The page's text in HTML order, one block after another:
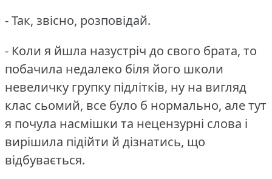
- Так, звісно, розповідай.
- Коли я йшла назустріч до свого брата, то
побачила недалеко біля його школи
невеличку групку підлітків, ну на вигляд
клас сьомий, все було б нормально, але тут
я почула насмішки та нецензурні слова і
вирішила підійти й дізнатись, що
відбувається.